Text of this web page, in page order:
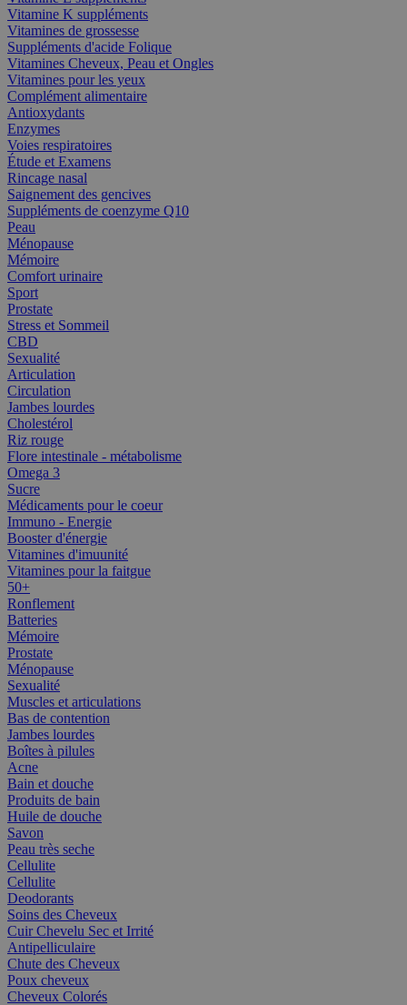
Vitamine K suppléments
Vitamines de grossesse
Suppléments d'acide Folique
Vitamines Cheveux, Peau et Ongles
Vitamines pour les yeux
Complément alimentaire
Antioxydants
Enzymes
Voies respiratoires
Étude et Examens
Rincage nasal
Saignement des gencives
Suppléments de coenzyme Q10
Peau
Ménopause
Mémoire
Comfort urinaire
Sport
Prostate
Stress et Sommeil
CBD
Sexualité
Articulation
Circulation
Jambes lourdes
Cholestérol
Riz rouge
Flore intestinale - métabolisme
Omega 3
Sucre
Médicaments pour le coeur
Immuno - Energie
Booster d'énergie
Vitamines d'imuunité
Vitamines pour la faitgue
50+
Ronflement
Batteries
Mémoire
Prostate
Ménopause
Sexualité
Muscles et articulations
Bas de contention
Jambes lourdes
Boîtes à pilules
Acne
Bain et douche
Produits de bain
Huile de douche
Savon
Peau très seche
Cellulite
Cellulite
Deodorants
Soins des Cheveux
Cuir Chevelu Sec et Irrité
Antipelliculaire
Chute des Cheveux
Poux cheveux
Cheveux Colorés